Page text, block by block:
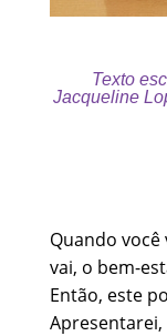
Texto
Jacqueline
Quando você
vai, o bem-
Então, este